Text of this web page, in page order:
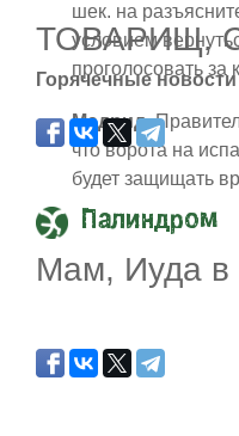
шек. на
условием
проголосовать за
Мадрид.
что ворота на
будет защищать
ТОВАРИЩ,
Горячечные новости
Палиндром
Мам, Иуда в